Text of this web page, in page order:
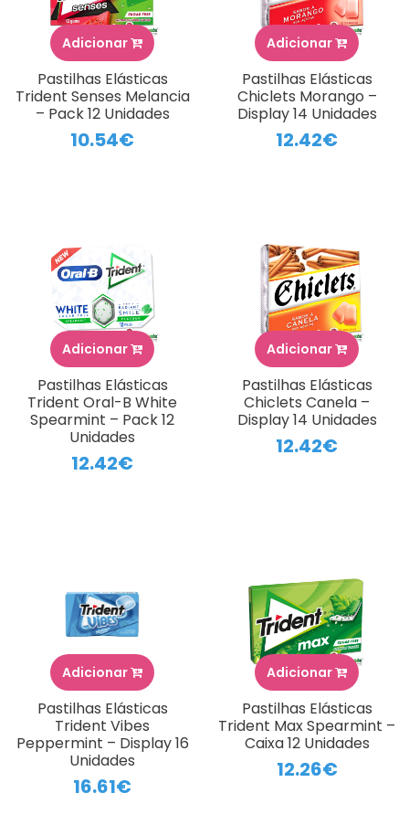
Adicionar
Pastilhas Elásticas
Trident Senses Melancia
– Pack 12 Unidades
10.54€
Adicionar
Pastilhas Elásticas
Chiclets Morango –
Display 14 Unidades
12.42€
Adicionar
Pastilhas Elásticas
Trident Oral-B White
Spearmint – Pack 12
Unidades
12.42€
Adicionar
Pastilhas Elásticas
Chiclets Canela –
Display 14 Unidades
12.42€
Adicionar
Pastilhas Elásticas
Trident Vibes
Peppermint – Display 16
Unidades
16.61€
Adicionar
Pastilhas Elásticas
Trident Max Spearmint –
Caixa 12 Unidades
12.26€